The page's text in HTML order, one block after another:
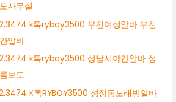
사무실
k톡ryboy3500 부천여성알바 부천
알바
k톡ryboy3500 성남시야간알바 성
보도
K톡RYBOY3500 성정동노래방알바